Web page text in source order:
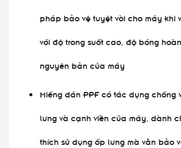
pháp bảo vệ tuyệt vời cho máy khi
với độ trong suốt cao, độ bóng
nguyên bản của máy
Miếng dán PPF có tác dụng chống
lưng và cạnh viền của máy, dành
thích sử dụng ốp lưng mà vẫn bảo